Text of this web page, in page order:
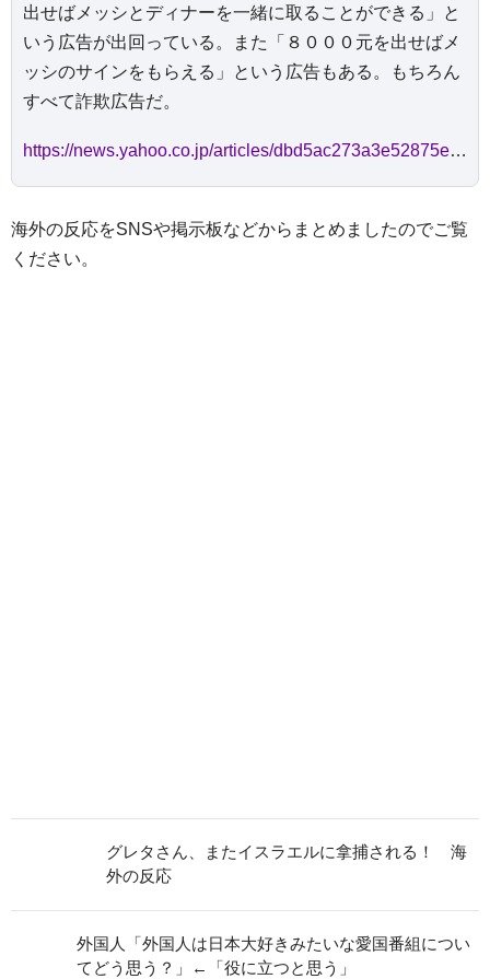
出せばメッシとディナーを一緒に取ることができる」と
いう広告が出回っている。また「８０００元を出せばメ
ッシのサインをもらえる」という広告もある。もちろん
すべて詐欺広告だ。
https://news.yahoo.co.jp/articles/dbd5ac273a3e52875eaff0f443760c8510eb1675
海外の反応をSNSや掲示板などからまとめましたのでご覧
ください。
グレタさん、またイスラエルに拿捕される！ 海
外の反応
外国人「外国人は日本大好きみたいな愛国番組につい
てどう思う？」←「役に立つと思う」